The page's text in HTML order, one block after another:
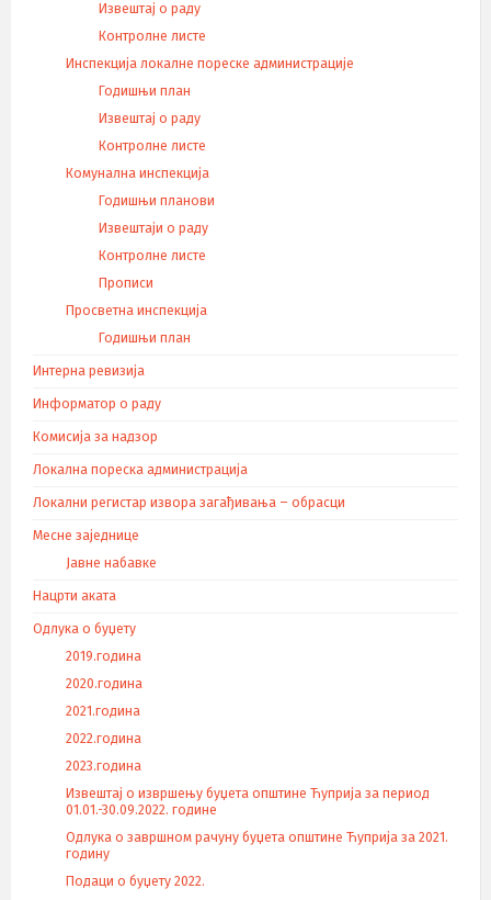
Извештај о раду
Контролне листе
Инспекција локалне пореске администрације
Годишњи план
Извештај о раду
Контролне листе
Комунална инспекција
Годишњи планови
Извештаји о раду
Контролне листе
Прописи
Просветна инспекција
Годишњи план
Интерна ревизија
Информатор о раду
Комисија за надзор
Локална пореска администрација
Локални регистар извора загађивања – обрасци
Месне заједнице
Јавне набавке
Нацрти аката
Одлука о буџету
2019.година
2020.година
2021.година
2022.година
2023.година
Извештај о извршењу буџета општине Ћуприја за период
01.01.-30.09.2022. године
Одлука о завршном рачуну буџета општине Ћуприја за 2021.
годину
Подаци о буџету 2022.